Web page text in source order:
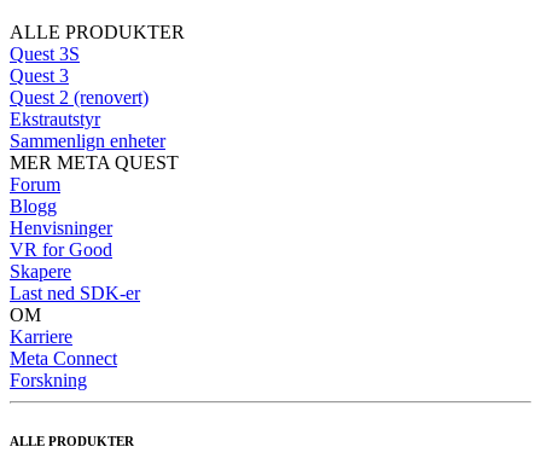
ALLE PRODUKTER
Quest 3S
Quest 3
Quest 2 (renovert)
Ekstrautstyr
Sammenlign enheter
MER META QUEST
Forum
Blogg
Henvisninger
VR for Good
Skapere
Last ned SDK-er
OM
Karriere
Meta Connect
Forskning
ALLE PRODUKTER